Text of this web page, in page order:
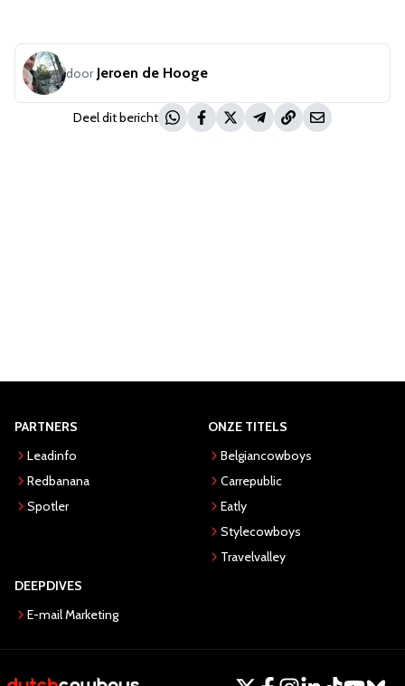
door Jeroen de Hooge
Deel dit bericht
PARTNERS
Leadinfo
Redbanana
Spotler
ONZE TITELS
Belgiancowboys
Carrepublic
Eatly
Stylecowboys
Travelvalley
DEEPDIVES
E-mail Marketing